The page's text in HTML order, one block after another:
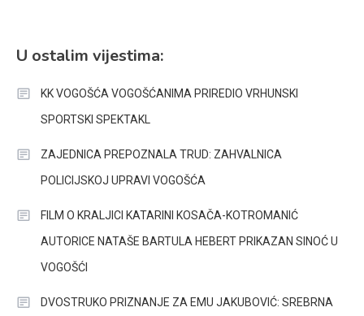
U ostalim vijestima:
KK VOGOŠĆA VOGOŠĆANIMA PRIREDIO VRHUNSKI
SPORTSKI SPEKTAKL
ZAJEDNICA PREPOZNALA TRUD: ZAHVALNICA
POLICIJSKOJ UPRAVI VOGOŠĆA
FILM O KRALJICI KATARINI KOSAČA-KOTROMANIĆ
AUTORICE NATAŠE BARTULA HEBERT PRIKAZAN SINOĆ U
VOGOŠĆI
DVOSTRUKO PRIZNANJE ZA EMU JAKUBOVIĆ: SREBRNA